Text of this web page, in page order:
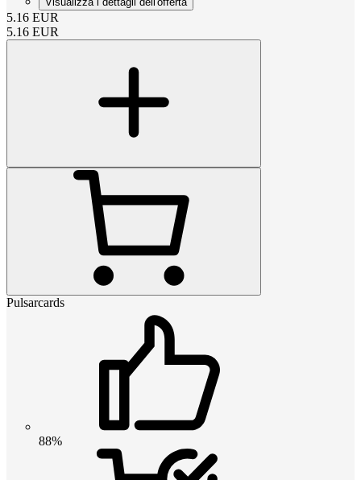
5.16 EUR
5.16 EUR
Pulsarcards
88%